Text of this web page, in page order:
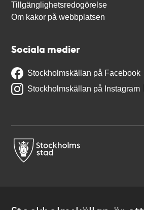
Tillgänglighetsredogörelse
Om kakor på webbplatsen
Sociala medier
Stockholmskällan på Facebook
Stockholmskällan på Instagram